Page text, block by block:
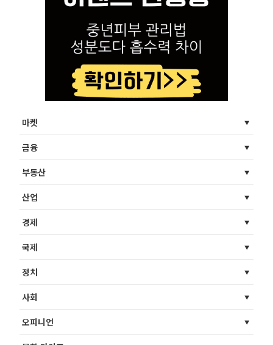
마켓
금융
부동산
산업
경제
국제
정치
사회
오피니언